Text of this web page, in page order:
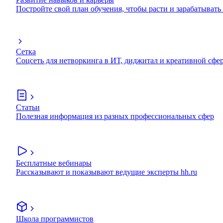
Постройте свой план обучения, чтобы расти и
Сетка
Соцсеть для нетворкинга в ИТ, диджитал и креативной
Статьи
Полезная информация из разных профессиональных сфер
Бесплатные вебинары
Рассказывают и показывают ведущие эксперты hh.ru
Школа программистов